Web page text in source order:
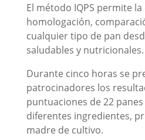
El método IQPS permite
homologación,
cualquier tipo de pan
saludables y nutricionales.
Durante cinco horas se
patrocinadores los
puntuaciones de 22
diferentes ingredientes,
madre de cultivo.